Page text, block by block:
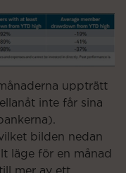
uppträtt
inte får sina
bilden nedan
läge för en månad
mer av ett